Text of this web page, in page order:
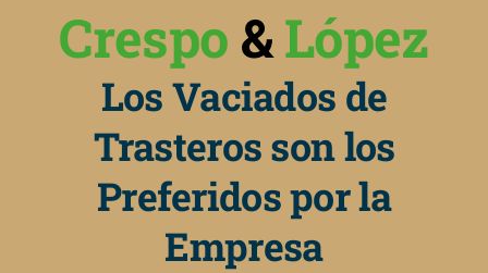
Crespo &López
Los Vaciados de
Trasteros son los
Preferidos por la
Empresa